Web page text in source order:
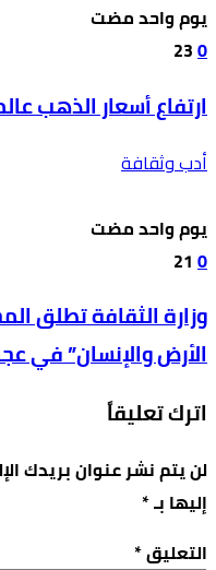
‫‫‫‏‫يوم واحد مضت‬
0
23
ارتفاع أسعار الذهب
أدب وثقافة
‫‫‫‏‫يوم واحد مضت‬
0
21
وزارة الثقافة تطلق
الأرض والإنسان” في
اترك تعليقاً
لن يتم نشر عنوان بريدك
إليها بـ*
التعليق*